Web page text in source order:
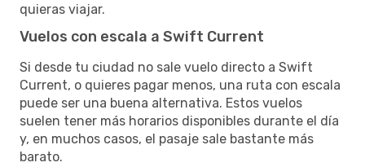
quieras viajar.
Vuelos con escala a Swift Current
Si desde tu ciudad no sale vuelo directo a Swift
Current, o quieres pagar menos, una ruta con escala
puede ser una buena alternativa. Estos vuelos
suelen tener más horarios disponibles durante el día
y, en muchos casos, el pasaje sale bastante más
barato.